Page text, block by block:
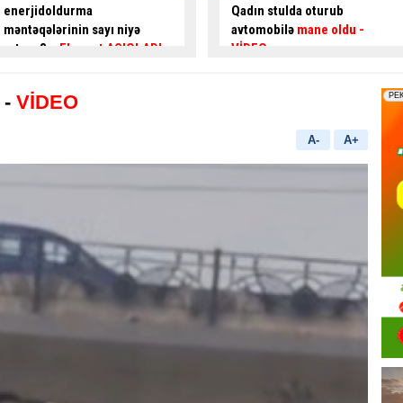
Qadın stulda oturub
avtomobiləmane oldu-
VİDEO
TƏMİR İŞLƏRİNƏ BAŞLANILIR
- VİDEO
A- A+